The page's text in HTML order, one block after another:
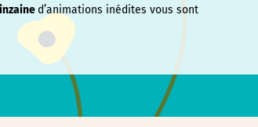
d’animations inédites vous sont